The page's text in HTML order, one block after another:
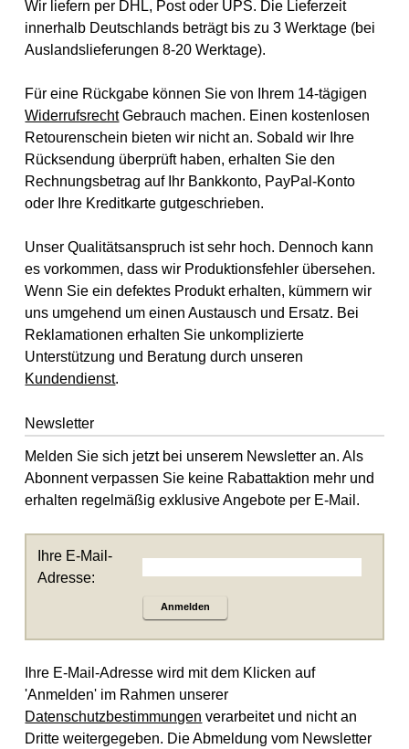
Wir liefern per DHL, Post oder UPS. Die Lieferzeit
innerhalb Deutschlands beträgt bis zu 3 Werktage (bei
Auslandslieferungen 8-20 Werktage).
Für eine Rückgabe können Sie von Ihrem 14-tägigen
WiderrufsrechtGebrauch machen. Einen kostenlosen
Retourenschein bieten wir nicht an. Sobald wir Ihre
Rücksendung überprüft haben, erhalten Sie den
Rechnungsbetrag auf Ihr Bankkonto, PayPal-Konto
oder Ihre Kreditkarte gutgeschrieben.
Unser Qualitätsanspruch ist sehr hoch. Dennoch kann
es vorkommen, dass wir Produktionsfehler übersehen.
Wenn Sie ein defektes Produkt erhalten, kümmern wir
uns umgehend um einen Austausch und Ersatz. Bei
Reklamationen erhalten Sie unkomplizierte
Unterstützung und Beratung durch unseren
Kundendienst.
Newsletter
Melden Sie sich jetzt bei unserem Newsletter an. Als
Abonnent verpassen Sie keine Rabattaktion mehr und
erhalten regelmäßig exklusive Angebote per E-Mail.
Ihre E-Mail-
Adresse:
Anmelden
Ihre E-Mail-Adresse wird mit dem Klicken auf
'Anmelden' im Rahmen unserer
Datenschutzbestimmungen verarbeitet und nicht an
Dritte weitergegeben. Die Abmeldung vom Newsletter